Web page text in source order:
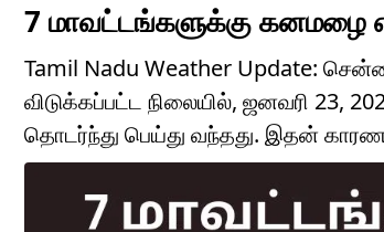
7 மாவட்டங்களுக்கு கனமழை
Tamil Nadu Weather Update:
விடுக்கப்பட்ட நிலையில், ஜனவரி 23,
தொடர்ந்து பெய்து வந்தது. இதன்